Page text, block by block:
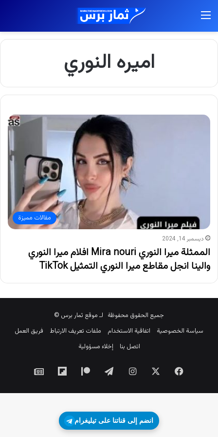
اميره النوري
مقالات مميزة
ديسمبر 14, 2024
الممثلة ميرا النوري Mira nouri افلام ميرا النوري
والينا انجل مقاطع ميرا النوري التمثيل TikTok
جميع الحقوق محفوظة لـ موقع ثمار برس ©
سياسة الخصوصية
اتفاقية الاستخدام ملفات تعريف الارتباط
فريق العمل
اتصل بنا
إخلاء مسؤولية
فيسبوك انستقرام تيلقرام ‫Patreon
Flipboard
نيوز
انضم إلى قناتنا على تيليغرام